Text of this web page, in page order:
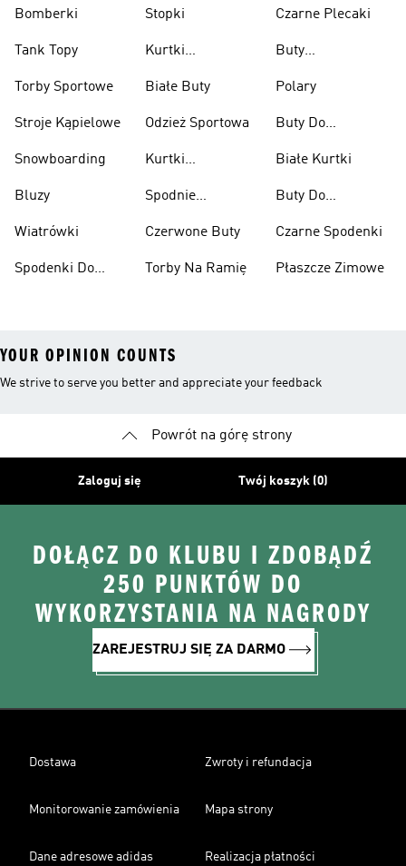
Bomberki
Tank Topy
Torby Sportowe
Stroje Kąpielowe
Snowboarding
Bluzy
Wiatrówki
Spodenki Do
Stopki
Kurtki
Białe Buty
Odzież Sportowa
Kurtki
Spodnie
Czerwone Buty
Torby Na Ramię
Czarne Plecaki
Buty
Polary
Buty Do
Ciężarów
Białe Kurtki
Buty Do
Czarne Spodenki
Płaszcze Zimowe
YOUR OPINION COUNTS
We strive to serve you better and appreciate your feedback
Powrót na górę strony
Zaloguj się Twój koszyk (0)
DOŁĄCZ DO KLUBU I ZDOBĄDŹ
250 PUNKTÓW DO
WYKORZYSTANIA NA NAGRODY
ZAREJESTRUJ SIĘ ZA DARMO
Dostawa Zwroty i refundacja
Monitorowanie zamówienia Mapa strony
Dane adresowe adidas Realizacja płatności